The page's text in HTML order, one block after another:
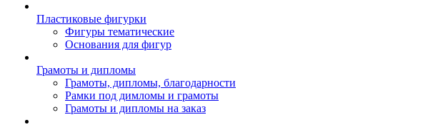
Пластиковые фигурки
Фигуры тематические
Основания для фигур
Грамоты и дипломы
Грамоты, дипломы, благодарности
Рамки под димломы и грамоты
Грамоты и дипломы на заказ